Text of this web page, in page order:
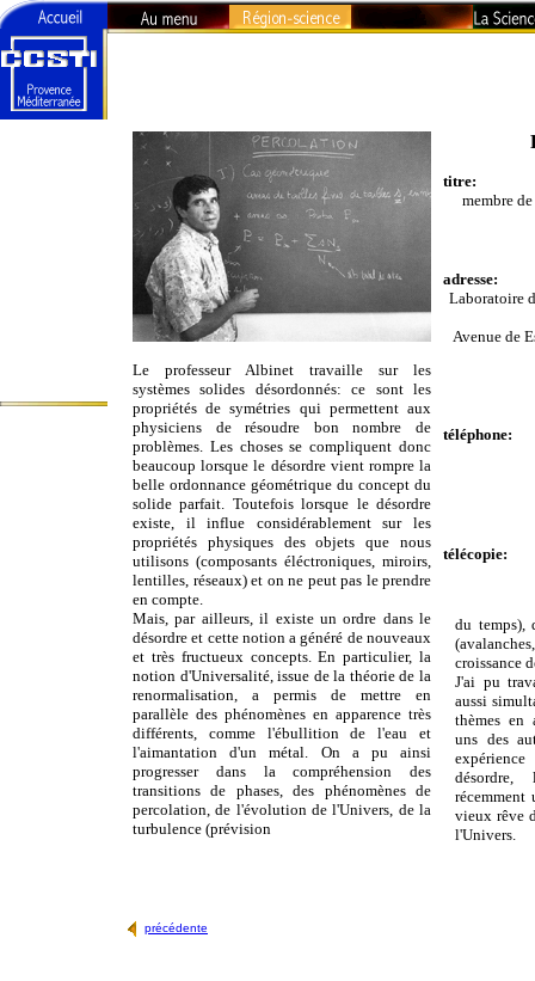
Le professeur Albinet travaille sur les
systèmes solides désordonnés: ce sont les
propriétés de symétries qui permettent aux
physiciens de résoudre bon nombre de
problèmes. Les choses se compliquent donc
beaucoup lorsque le désordre vient rompre la
belle ordonnance géométrique du concept du
solide parfait. Toutefois lorsque le désordre
existe, il influe considérablement sur les
propriétés physiques des objets que nous
utilisons (composants éléctroniques, miroirs,
lentilles, réseaux) et on ne peut pas le prendre
en compte.
Mais, par ailleurs, il existe un ordre dans le
désordre et cette notion a généré de nouveaux
et très fructueux concepts. En particulier, la
notion d'Universalité, issue de la théorie de la
renormalisation, a permis de mettre en
parallèle des phénomènes en apparence très
différents, comme l'ébullition de l'eau et
l'aimantation d'un métal. On a pu ainsi
progresser dans la compréhension des
transitions de phases, des phénomènes de
percolation, de l'évolution de l'Univers, de la
turbulence (prévision
titre:
membre
adresse:
Laboratoire
Avenue de
téléphone:
télécopie:
du temps),
croissance
J'ai pu
aussi
thèmes en
uns des
expérience
vieux rêve
l'Univers.
précédente